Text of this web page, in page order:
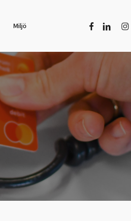
Skyltning &
Möteslösningar
& informativa
& hybridmöten
Felanmälan
Miljö FacebookLinkedin